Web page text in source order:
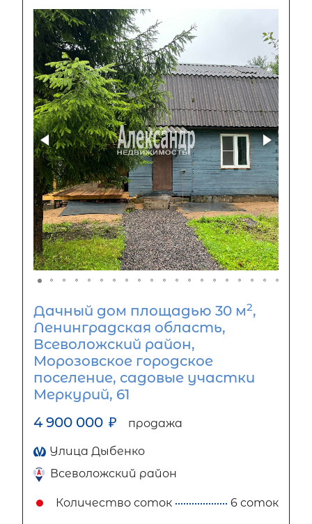
Дачный дом площадью 30 м2,
Ленинградская область,
Всеволожский район,
Морозовское городское
поселение, садовые участки
Меркурий, 61
4 900 000 ₽ продажа
Улица Дыбенко
Всеволожский район
Количество соток 6 соток